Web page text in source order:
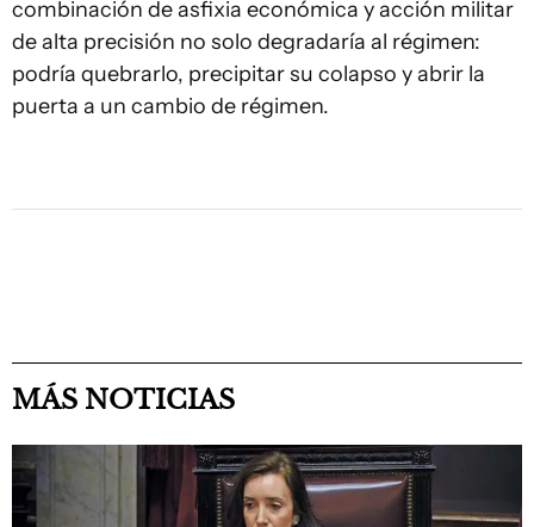
combinación de asfixia económica y acción militar
de alta precisión no solo degradaría al régimen:
podría quebrarlo, precipitar su colapso y abrir la
puerta a un cambio de régimen.
MÁS NOTICIAS